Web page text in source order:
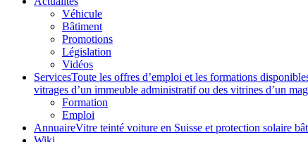
Véhicule
Bâtiment
Promotions
Législation
Vidéos
ServicesToute les offres d’emploi et les formations
vitrages d’un immeuble administratif ou des vitrines d’un
Formation
Emploi
AnnuaireVitre teinté voiture en Suisse et protection solaire